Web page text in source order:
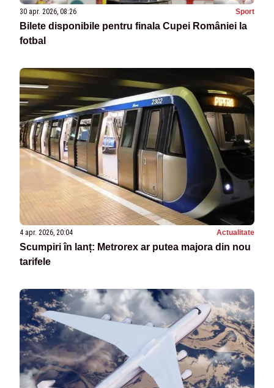
30 apr. 2026, 08:26 Sport
Bilete disponibile pentru finala Cupei României la
fotbal
4 apr. 2026, 20:04 Actualitate
Scumpiri în lanț: Metrorex ar putea majora din nou
tarifele